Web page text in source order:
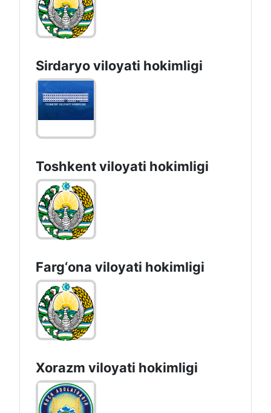
Sirdaryo vilоyati hоkimligi
Toshkent vilоyati hоkimligi
Farg‘оnа vilоyati hоkimligi
Xorazm vilоyati hоkimligi